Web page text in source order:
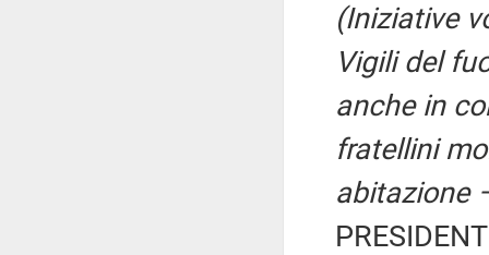
(Iniziative
Vigili del
anche in
fratellini
abitazione